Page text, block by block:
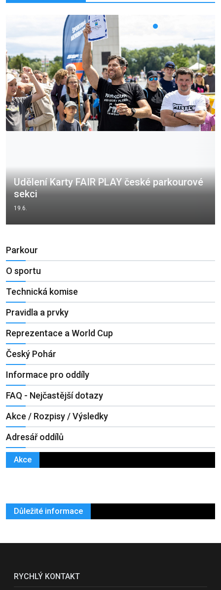
Udělení Karty FAIR PLAY české parkourové
sekci
19.6.
Parkour
O sportu
Technická komise
Pravidla a prvky
Reprezentace a World Cup
Český Pohár
Informace pro oddíly
FAQ - Nejčastější dotazy
Akce / Rozpisy / Výsledky
Adresář oddílů
Akce
Důležité informace
RYCHLÝ KONTAKT